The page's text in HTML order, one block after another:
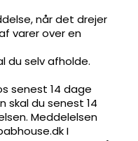
når det drejer
varer over en
du selv afholde.
senest 14 dage
du senest 14
Meddelelsen
I